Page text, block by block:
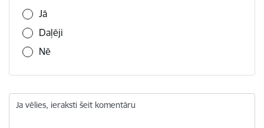
Jā
Daļēji
Nē
Ja vēlies, ieraksti šeit komentāru